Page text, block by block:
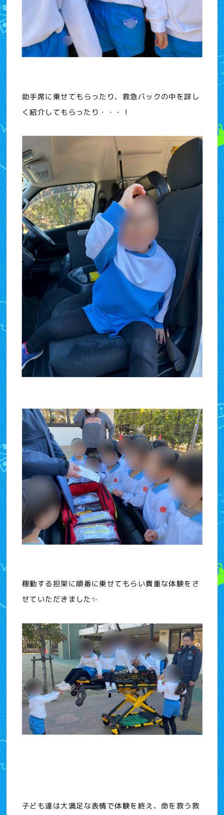
助手席に乗せてもらったり、救急バックの中を詳し
く紹介してもらったり・・・！
稼動する担架に順番に乗せてもらい貴重な体験をさ
せていただきました✨
子ども達は大満足な表情で体験を終え、命を救う救